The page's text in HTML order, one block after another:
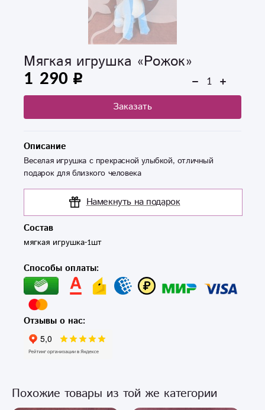
Мягкая игрушка «Рожок»
1 290
Заказать
Описание
Веселая игрушка с прекрасной улыбкой, отличный
подарок для близкого человека
Намекнуть на подарок
Состав
мягкая игрушка-1шт
Способы оплаты:
Отзывы о нас:
Похожие товары из той же категории